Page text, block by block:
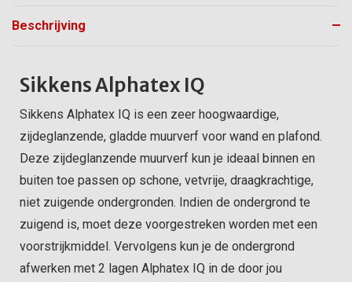
Beschrijving
Sikkens Alphatex IQ
Sikkens Alphatex IQ is een zeer hoogwaardige,
zijdeglanzende, gladde muurverf voor wand en plafond.
Deze zijdeglanzende muurverf kun je ideaal binnen en
buiten toe passen op schone, vetvrije, draagkrachtige,
niet zuigende ondergronden. Indien de ondergrond te
zuigend is, moet deze voorgestreken worden met een
voorstrijkmiddel. Vervolgens kun je de ondergrond
afwerken met 2 lagen Alphatex IQ in de door jou